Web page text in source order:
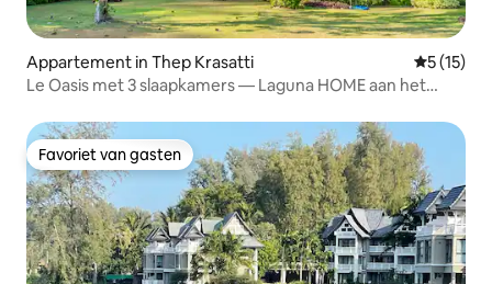
Appartement in Thep Krasatti
5 (15)
Le Oasis met 3 slaapkamers — Laguna HOME aan het
Favoriet van gasten
Favoriet van gasten